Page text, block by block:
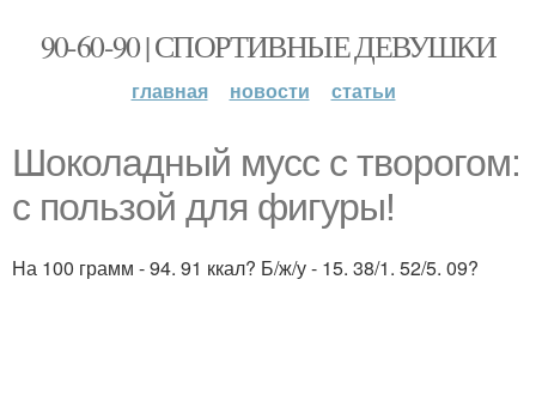
90-60-90 | СПОРТИВНЫЕ ДЕВУШКИ
главная новости статьи
Шоколадный мусс с творогом:
с пользой для фигуры!
На 100 грамм - 94. 91 ккал? Б/ж/у - 15. 38/1. 52/5. 09?